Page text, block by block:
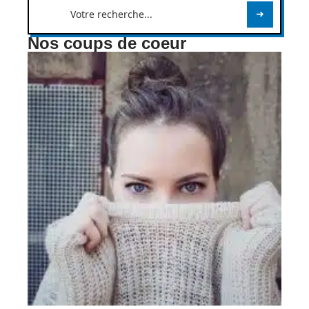
Nos coups de coeur